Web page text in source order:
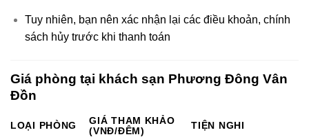
Tuy nhiên, bạn nên xác nhận lại các điều khoản, chính
sách hủy trước khi thanh toán
Giá phòng tại khách sạn Phương Đông Vân
Đồn
LOẠI PHÒNG
GIÁ THAM KHẢO
(VNĐ/ĐÊM)
TIỆN NGHI